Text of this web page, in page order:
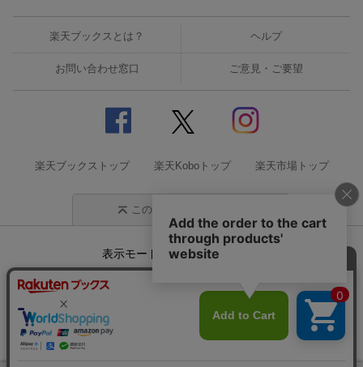
楽天ブックスとは？ ヘルプ
お問い合わせ窓口 ご意見・ご要望
楽天ブックストップ 楽天Koboトップ 楽天市場トップ
このページの先頭に戻る
表示モード モバイル
企業情報 個人情報保護方針
特定商取引法に基づく表記